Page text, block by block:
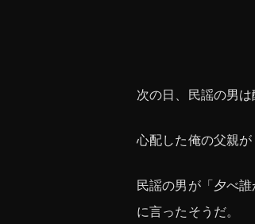
次の日、民謡の男
心配した俺の父親
民謡の男が「夕べ
に言ったそうだ。